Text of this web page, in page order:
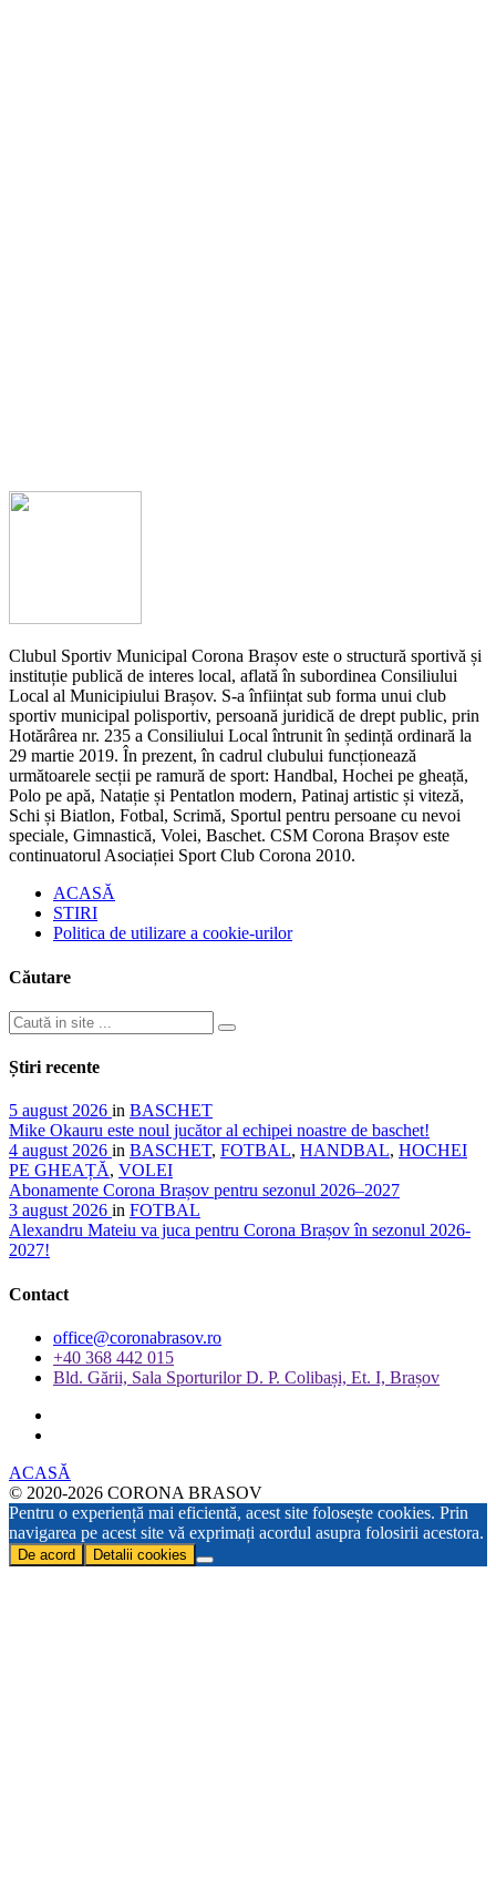
Clubul Sportiv Municipal Corona Brașov este o structură sportivă și
instituție publică de interes local, aflată în subordinea Consiliului
Local al Municipiului Brașov. S-a înființat sub forma unui club
sportiv municipal polisportiv, persoană juridică de drept public, prin
Hotărârea nr. 235 a Consiliului Local întrunit în ședință ordinară la
29 martie 2019. În prezent, în cadrul clubului funcționează
următoarele secții pe ramură de sport: Handbal, Hochei pe gheață,
Polo pe apă, Natație și Pentatlon modern, Patinaj artistic și viteză,
Schi și Biatlon, Fotbal, Scrimă, Sportul pentru persoane cu nevoi
speciale, Gimnastică, Volei, Baschet. CSM Corona Brașov este
continuatorul Asociației Sport Club Corona 2010.
ACASĂ
STIRI
Politica de utilizare a cookie-urilor
Căutare
Știri recente
5 august 2026 in BASCHET
Mike Okauru este noul jucător al echipei noastre de baschet!
4 august 2026 in BASCHET, FOTBAL, HANDBAL, HOCHEI
PE GHEAȚĂ, VOLEI
Abonamente Corona Brașov pentru sezonul 2026–2027
3 august 2026 in FOTBAL
Alexandru Mateiu va juca pentru Corona Brașov în sezonul 2026-
2027!
Contact
office@coronabrasov.ro
+40 368 442 015
Bld. Gării, Sala Sporturilor D. P. Colibași, Et. I, Brașov
ACASĂ
© 2020-2026 CORONA BRASOV
Pentru o experiență mai eficientă, acest site folosește cookies. Prin
navigarea pe acest site vă exprimați acordul asupra folosirii acestora.
De acord Detalii cookies